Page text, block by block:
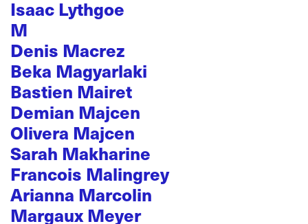
Isaac Lythgoe
M
Denis Macrez
Beka Magyarlaki
Bastien Mairet
Demian Majcen
Olivera Majcen
Sarah Makharine
Francois Malingrey
Arianna Marcolin
Margaux Meyer